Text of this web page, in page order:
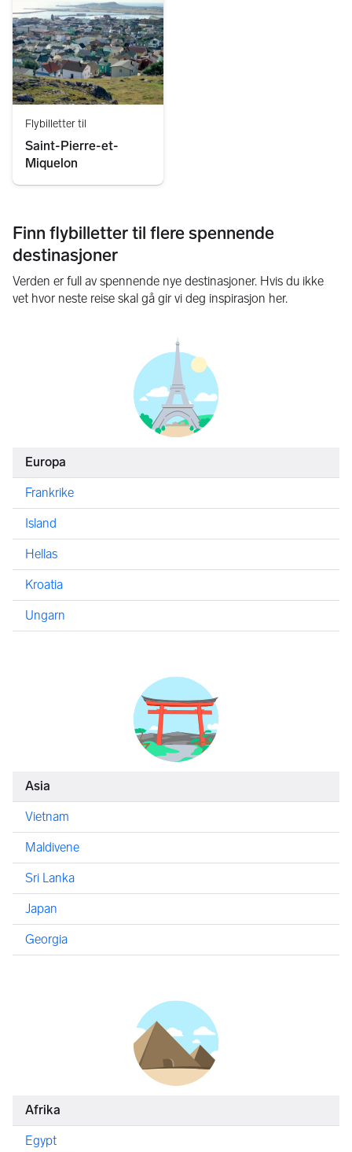
Flybilletter til
Saint-Pierre-et-
Miquelon
Finn flybilletter til flere spennende
destinasjoner
Verden er full av spennende nye destinasjoner. Hvis du ikke
vet hvor neste reise skal gå gir vi deg inspirasjon her.
Europa
Frankrike
Island
Hellas
Kroatia
Ungarn
Asia
Vietnam
Maldivene
Sri Lanka
Japan
Georgia
Afrika
Egypt